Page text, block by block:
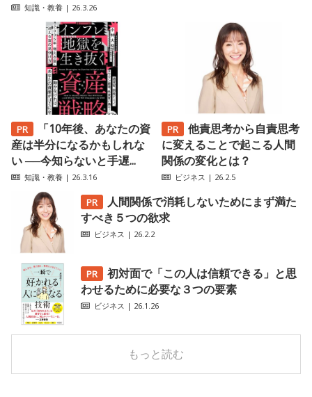
知識・教養 | 26.3.26
「10年後、あなたの資
産は半分になるかもしれな
い ──今知らないと手遅...
知識・教養 | 26.3.16
他責思考から自責思考
に変えることで起こる人間
関係の変化とは？
ビジネス | 26.2.5
人間関係で消耗しないためにまず満た
すべき５つの欲求
ビジネス | 26.2.2
初対面で「この人は信頼できる」と思
わせるために必要な３つの要素
ビジネス | 26.1.26
もっと読む